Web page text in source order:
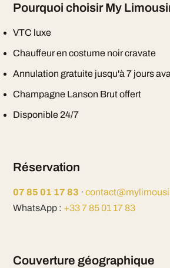
Pourquoi choisir My
VTC luxe
Chauffeur en costume noir cravate
Annulation gratuite jusqu'à 7 jours
Champagne Lanson Brut offert
Disponible 24/7
Réservation
07 85 01 17 83 ·
WhatsApp : +33 7 85 01 17 83
Couverture géographique